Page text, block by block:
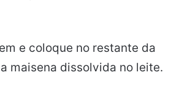
e coloque no restante da
maisena dissolvida no leite.